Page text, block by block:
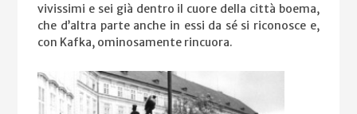
vivissimi e sei già dentro il cuore della città boema,
che d’altra parte anche in essi da sé si riconosce e,
con Kafka, ominosamente rincuora.